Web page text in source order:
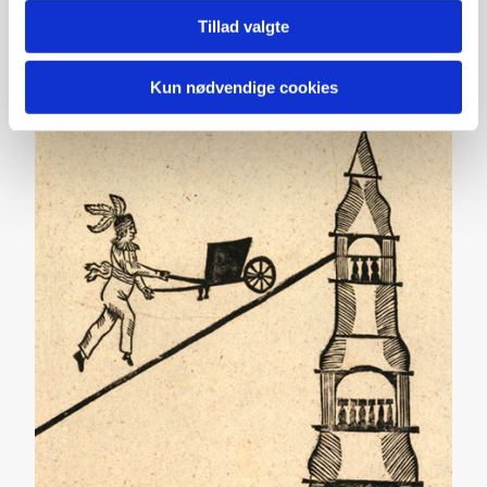
Tillad valgte
Kun nødvendige cookies